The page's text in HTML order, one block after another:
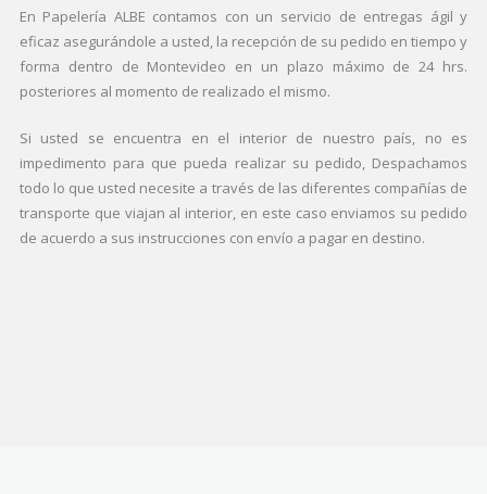
En Papelería ALBE contamos con un servicio de entregas ágil y
eficaz asegurándole a usted, la recepción de su pedido en tiempo y
forma dentro de Montevideo en un plazo máximo de 24 hrs.
posteriores al momento de realizado el mismo.
Si usted se encuentra en el interior de nuestro país, no es
impedimento para que pueda realizar su pedido, Despachamos
todo lo que usted necesite a través de las diferentes compañías de
transporte que viajan al interior, en este caso enviamos su pedido
de acuerdo a sus instrucciones con envío a pagar en destino.